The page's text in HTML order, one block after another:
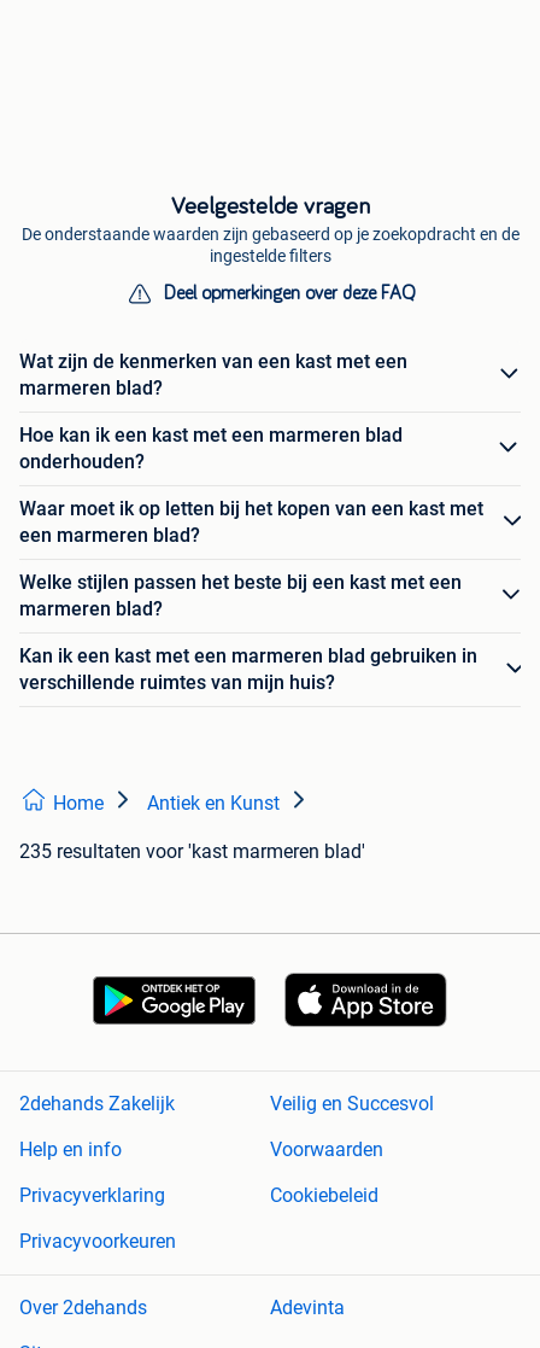
Veelgestelde vragen
De onderstaande waarden zijn gebaseerd op je zoekopdracht en de
ingestelde filters
Deel opmerkingen over deze FAQ
Wat zijn de kenmerken van een kast met een
marmeren blad?
Hoe kan ik een kast met een marmeren blad
onderhouden?
Waar moet ik op letten bij het kopen van een kast met
een marmeren blad?
Welke stijlen passen het beste bij een kast met een
marmeren blad?
Kan ik een kast met een marmeren blad gebruiken in
verschillende ruimtes van mijn huis?
Home Antiek en Kunst
235 resultaten voor 'kast marmeren blad'
2dehands Zakelijk
Veilig en Succesvol
Help en info
Voorwaarden
Privacyverklaring
Cookiebeleid
Privacyvoorkeuren
Over 2dehands
Adevinta